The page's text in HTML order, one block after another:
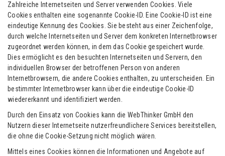
Zahlreiche Internetseiten und Server verwenden Cookies. Viele
Cookies enthalten eine sogenannte Cookie-ID. Eine Cookie-ID ist eine
eindeutige Kennung des Cookies. Sie besteht aus einer Zeichenfolge,
durch welche Internetseiten und Server dem konkreten Internetbrowser
zugeordnet werden können, in dem das Cookie gespeichert wurde.
Dies ermöglicht es den besuchten Internetseiten und Servern, den
individuellen Browser der betroffenen Person von anderen
Internetbrowsern, die andere Cookies enthalten, zu unterscheiden. Ein
bestimmter Internetbrowser kann über die eindeutige Cookie-ID
wiedererkannt und identifiziert werden.
Durch den Einsatz von Cookies kann die WebThinker GmbH den
Nutzern dieser Internetseite nutzerfreundlichere Services bereitstellen,
die ohne die Cookie-Setzung nicht möglich wären.
Mittels eines Cookies können die Informationen und Angebote auf